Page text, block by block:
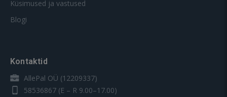
Küsimused ja vastused
Blogi
Kontaktid
AllePal OÜ (12209337)
58536867 (E – R 9.00–17.00)